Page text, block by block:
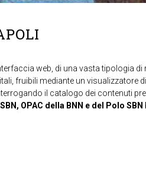
web, di una vasta tipologia
fruibili mediante un visualizzatore
il catalogo dei contenuti
SBN, OPAC della BNN e del Polo